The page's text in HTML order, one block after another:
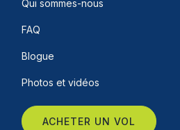
Qui sommes-nous
FAQ
Blogue
Photos et vidéos
ACHETER UN VOL